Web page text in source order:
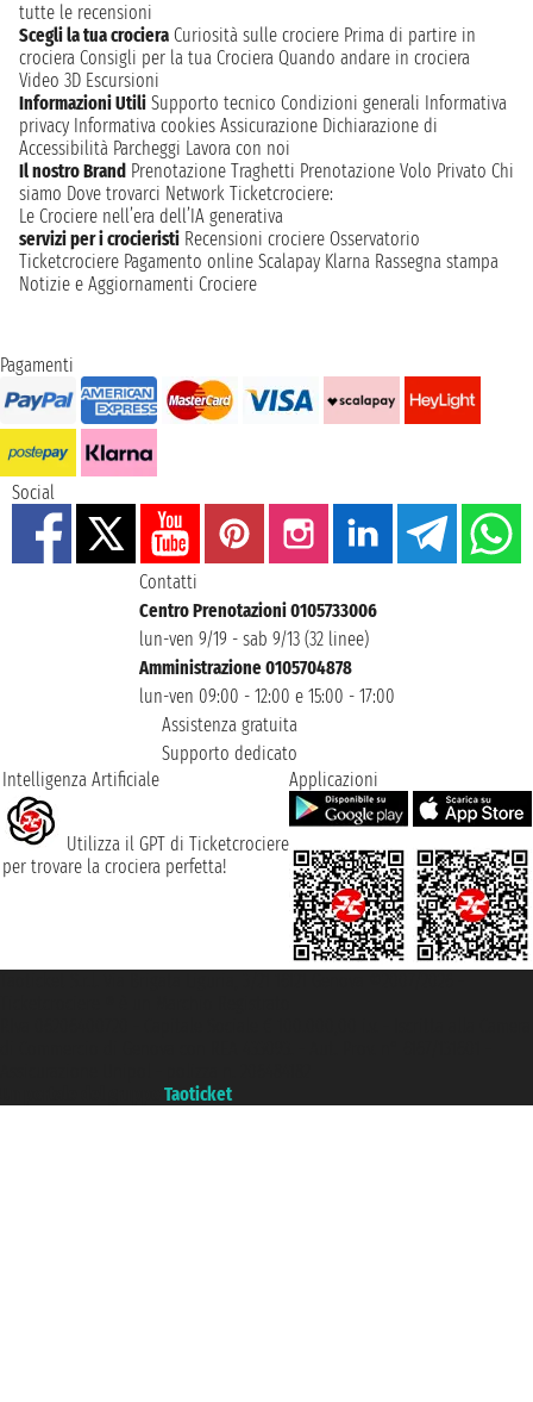
tutte le recensioni
Scegli la tua crociera Curiosità sulle crociere Prima di partire in
crociera Consigli per la tua Crociera Quando andare in crociera
Video 3D Escursioni
Informazioni Utili Supporto tecnico Condizioni generali Informativa
privacy Informativa cookies Assicurazione Dichiarazione di
Accessibilità Parcheggi Lavora con noi
Il nostro Brand Prenotazione Traghetti Prenotazione Volo Privato Chi
siamo Dove trovarci Network Ticketcrociere:
Le Crociere nell’era dell’IA generativa
servizi per i crocieristi Recensioni crociere Osservatorio
Ticketcrociere Pagamento online Scalapay Klarna Rassegna stampa
Notizie e Aggiornamenti Crociere
Pagamenti
Social
Contatti
Centro Prenotazioni 0105733006
lun-ven 9/19 - sab 9/13 (32 linee)
Amministrazione 0105704878
lun-ven 09:00 - 12:00 e 15:00 - 17:00
Assistenza gratuita
Supporto dedicato
Intelligenza Artificiale
Utilizza il GPT di Ticketcrociere
per trovare la crociera perfetta!
Applicazioni
Taoticket